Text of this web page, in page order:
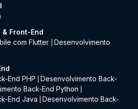
Front-End
com Flutter
Desenvolvimento
End PHP
Desenvolvimento Back-
Back-End Python
End Java
Desenvolvimento Back-